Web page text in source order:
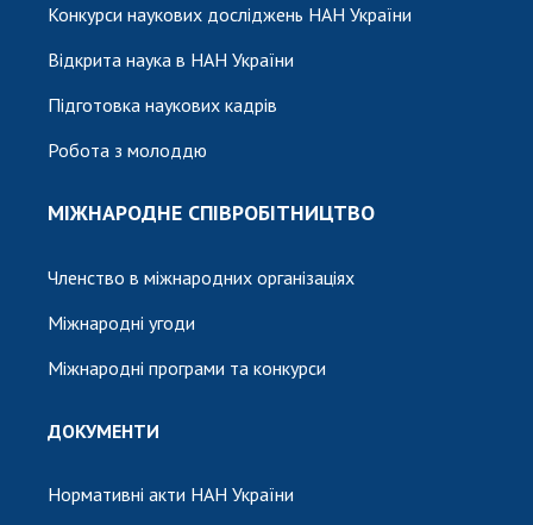
Конкурси наукових досліджень НАН України
Відкрита наука в НАН України
Підготовка наукових кадрів
Робота з молоддю
МІЖНАРОДНЕ СПІВРОБІТНИЦТВО
Членство в міжнародних організаціях
Міжнародні угоди
Міжнародні програми та конкурси
ДОКУМЕНТИ
Нормативні акти НАН України